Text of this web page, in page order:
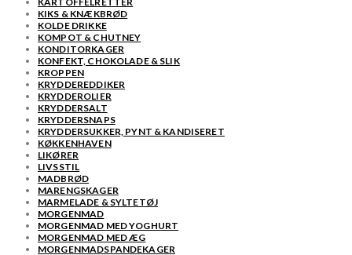
KIKS & KNÆKBRØD
KOLDE DRIKKE
KOMPOT & CHUTNEY
KONDITORKAGER
KONFEKT, CHOKOLADE & SLIK
KROPPEN
KRYDDEREDDIKER
KRYDDEROLIER
KRYDDERSALT
KRYDDERSNAPS
KRYDDERSUKKER, PYNT & KANDISERET
KØKKENHAVEN
LIKØRER
LIVSSTIL
MADBRØD
MARENGSKAGER
MARMELADE & SYLTETØJ
MORGENMAD
MORGENMAD MED YOGHURT
MORGENMAD MED ÆG
MORGENMADSPANDEKAGER